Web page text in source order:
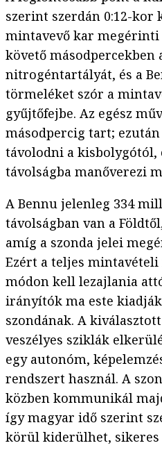
szerint szerdán 0:12-kor
mintavevő kar megérinti
követő
nitrogéntartályát, és a
törmeléket szór a
gyűjtőfejbe. Az egész
másodpercig tart; ezután
távolodni a kisbolygótól,
távolságba manőverezi
A Bennu jelenleg 334
távolságban van a
amíg a szonda jelei
Ezért a teljes
módon kell lezajlania
irányítók ma este
szondának. A
veszélyes sziklák
egy autonóm,
rendszert használ. A
közben kommunikál
így magyar idő szerint
körül kiderülhet,